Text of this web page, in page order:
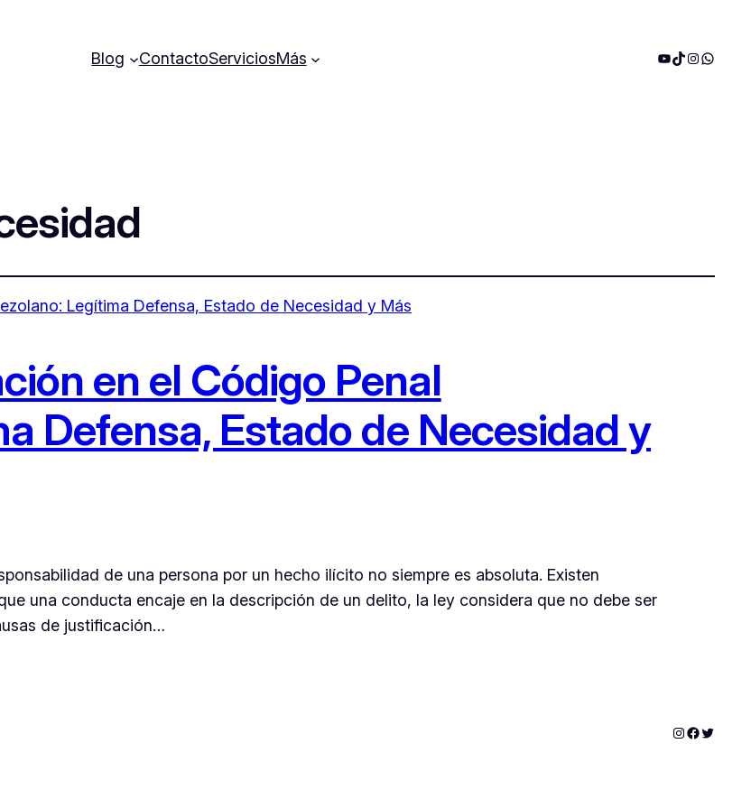
Blog ContactoServiciosMás YouTube
TikTok
Instagram
en el Código Penal
Defensa, Estado de Necesidad y
de una persona por un hecho ilícito no siempre es absoluta. Existen
una conducta encaje en la descripción de un delito, la ley considera que no debe ser
de justificación…
Instagram
Twitter